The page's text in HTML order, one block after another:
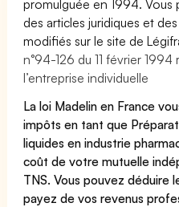
promulguée en 1994. Vous
des articles juridiques et
modifiés sur le site de
n°94-126 du 11 février 1994
l’entreprise individuelle
La loi Madelin en France
impôts en tant que
liquides en industrie
coût de votre mutuelle
TNS. Vous pouvez déduire
payez de vos revenus